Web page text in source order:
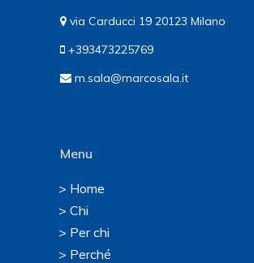
via Carducci 19 20123 Milano
+393473225769
m.sala@marcosala.it
Menu
> Home
> Chi
> Per chi
> Perché